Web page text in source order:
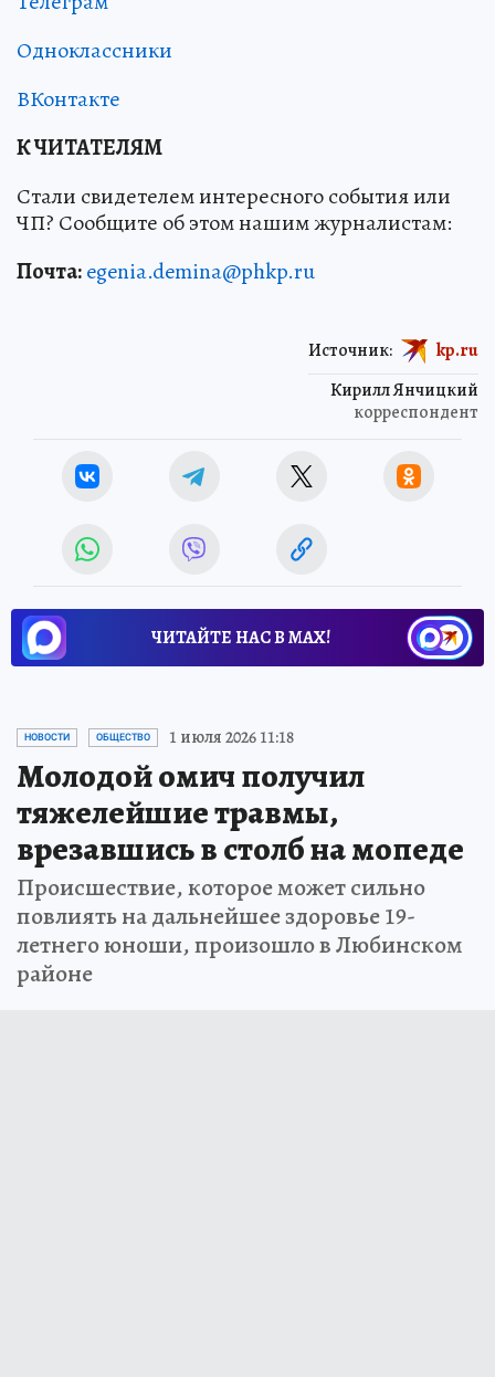
Одноклассники
ВКонтакте
К ЧИТАТЕЛЯМ
Стали свидетелем интересного события или
ЧП? Сообщите об этом нашим журналистам:
Почта:egenia.demina@phkp.ru
Кирилл Янчицкий
корреспондент
Источник: kp.ru
ЧИТАЙТЕ НАС В МАХ!
НОВОСТИ ОБЩЕСТВО 1 июля 2026 11:18
Молодой омич получил
тяжелейшие травмы,
врезавшись в столб на мопеде
Происшествие, которое может сильно
повлиять на дальнейшее здоровье 19-
летнего юноши, произошло в Любинском
районе